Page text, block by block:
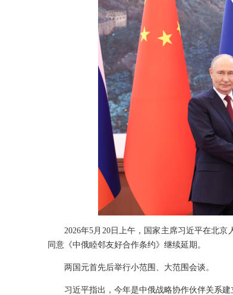
2026年5月20日上午，国家主席习近平在北
同意《中俄睦邻友好合作条约》继续延期。
两国元首先后举行小范围、大范围会谈。
习近平指出，今年是中俄战略协作伙伴关系